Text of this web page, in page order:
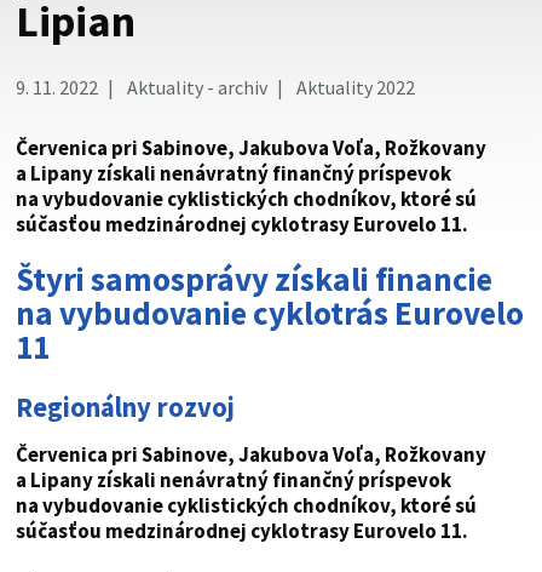
Buďte pozorní a vždy sa uistite, že zdieľate informácie iba
cez zabezpečenú webovú stránku. Zabezpečená stránka
Lipian
9. 11. 2022 Aktuality - archiv Aktuality 2022
Červenica pri Sabinove, Jakubova Voľa, Rožkovany
a Lipany získali nenávratný finančný príspevok
na vybudovanie cyklistických chodníkov, ktoré sú
súčasťou medzinárodnej cyklotrasy Eurovelo 11.
Štyri samosprávy získali financie
na vybudovanie cyklotrás Eurovelo
11
Regionálny rozvoj
Červenica pri Sabinove, Jakubova Voľa, Rožkovany
a Lipany získali nenávratný finančný príspevok
na vybudovanie cyklistických chodníkov, ktoré sú
súčasťou medzinárodnej cyklotrasy Eurovelo 11.